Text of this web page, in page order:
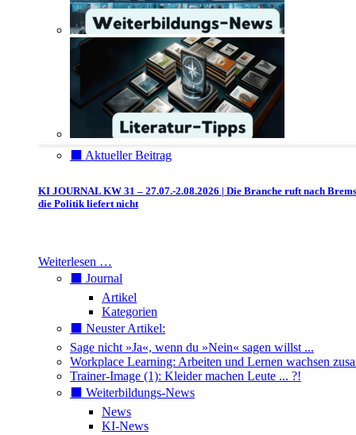
⬛️ Aktueller Beitrag
KI JOURNAL KW 31 – 27.07.-2.08.2026 | Die Branche ruft nach
die Politik liefert nicht
Weiterlesen …
⬛️ Journal
Artikel
Kategorien
⬛️ Neuster Artikel:
Sage nicht »Ja«, wenn du »Nein« sagen willst ...
Workplace Learning: Arbeiten und Lernen wachsen
Trainer-Image (1): Kleider machen Leute ... ?!
⬛️ Weiterbildungs-News
News
KI-News